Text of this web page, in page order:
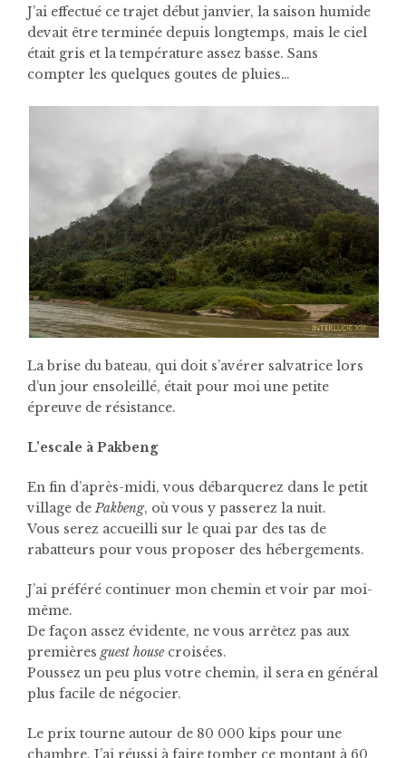
J’ai effectué ce trajet début janvier, la saison humide
devait être terminée depuis longtemps, mais le ciel
était gris et la température assez basse. Sans
compter les quelques goutes de pluies…
La brise du bateau, qui doit s’avérer salvatrice lors
d’un jour ensoleillé, était pour moi une petite
épreuve de résistance.
L’escale à Pakbeng
En fin d’après-midi, vous débarquerez dans le petit
village de Pakbeng, où vous y passerez la nuit.
Vous serez accueilli sur le quai par des tas de
rabatteurs pour vous proposer des hébergements.
J’ai préféré continuer mon chemin et voir par moi-
même.
De façon assez évidente, ne vous arrêtez pas aux
premières guest housecroisées.
Poussez un peu plus votre chemin, il sera en général
plus facile de négocier.
Le prix tourne autour de 80 000 kips pour une
chambre. J’ai réussi à faire tomber ce montant à 60